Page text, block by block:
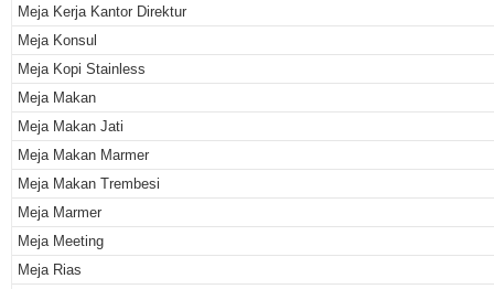
Meja Kerja Kantor Direktur
Meja Konsul
Meja Kopi Stainless
Meja Makan
Meja Makan Jati
Meja Makan Marmer
Meja Makan Trembesi
Meja Marmer
Meja Meeting
Meja Rias